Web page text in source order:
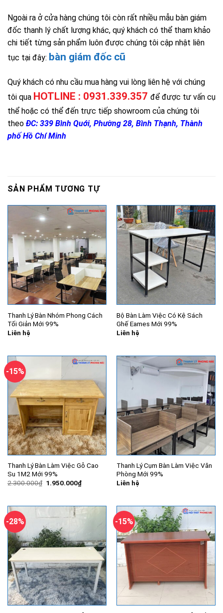
Ngoài ra ở cửa hàng chúng tôi còn rất nhiều mẫu bàn giám
đốc thanh lý chất lượng khác, quý khách có thể tham khảo
chi tiết từng sản phẩm luôn được chúng tôi cập nhật liên
tục tại đây: bàn giám đốc cũ
Quý khách có nhu cầu mua hàng vui lòng liên hệ với chúng
tôi qua HOTLINE : 0931.339.357 để được tư vấn cụ
thể hoặc có thể đến trực tiếp showroom của chúng tôi
theo ĐC: 339 Bình Quới, Phường 28, Bình Thạnh, Thành
phố Hồ Chí Minh
SẢN PHẨM TƯƠNG TỰ
Thanh Lý Bàn Nhóm Phong Cách
Tối Giản Mới 99%
Liên hệ
Bộ Bàn Làm Việc Có Kệ Sách
Ghế Eames Mới 99%
Liên hệ
-15%
Thanh Lý Bàn Làm Việc Gỗ Cao
Su 1M2 Mới 99%
2.300.000₫ Giá
1.950.000₫Giá
hiện
1.950.000₫.
Thanh Lý Cụm Bàn Làm Việc Văn
Phòng Mới 99%
Liên hệ
-28% -15%